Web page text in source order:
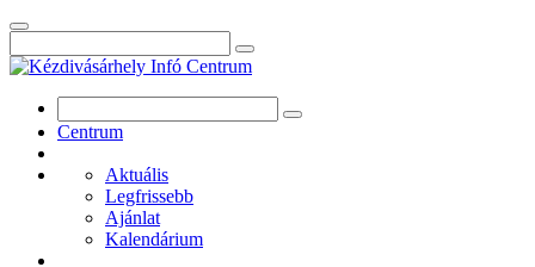
Centrum
Aktuális
Legfrissebb
Ajánlat
Kalendárium